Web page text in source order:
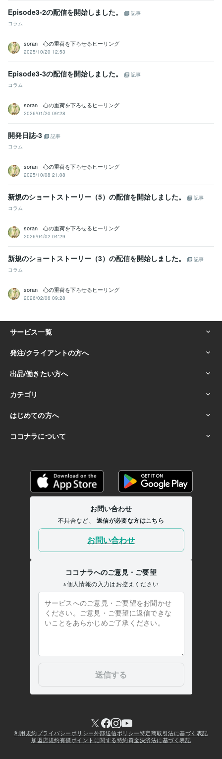
Excel:4年Google サイト:3年Google ドキュメント:3年
PowerDirector:2年
得意分野
ライティング・翻訳
作詞 スピーチ シナリオ ブログ ノベルゲーム 文章 真理
悟り
カウンセリング
心
音楽制作・ナレーション 作詞、作曲、DTM
作詞
学歴
明星大学 2007年3月 ~ 2011年2月
Episode3-2の配信を開始しました。
記事
コラム
soran 心の重荷を下ろせるヒーリング
2025/10/20 12:53
Episode3-3の配信を開始しました。
記事
コラム
soran 心の重荷を下ろせるヒーリング
2026/01/20 09:28
開発日誌-3
記事
コラム
soran 心の重荷を下ろせるヒーリング
2025/10/08 21:08
新規のショートストーリー（5）の配信を開始しました。
記事
コラム
soran 心の重荷を下ろせるヒーリング
2026/04/02 04:29
新規のショートストーリー（3）の配信を開始しました。
記事
コラム
soran 心の重荷を下ろせるヒーリング
2026/02/06 09:28